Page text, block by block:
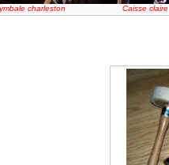
charleston Caisse claire